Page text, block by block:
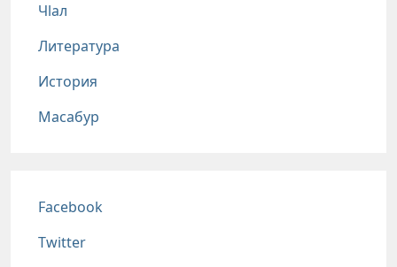
Чlал
Литература
История
Масабур
Соц сети
Facebook
Twitter